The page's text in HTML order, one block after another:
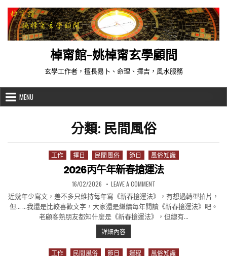
棹甯館-姚棹甯玄學顧問
玄學工作者，擅長易卜、命理、擇吉，風水服務
MENU
分類: 民間風俗
Posted in
工作 擇日 民間風俗 節日 風俗知識
2026丙午年新春搶運法
PUBLISHED DATE:
16/02/2026 LEAVE A COMMENTON 2026丙午年新春搶運法
近幾年少寫文，差不多只維持每年寫《新春搶運法》，有想過轉型拍片，
但… …我還是比較喜歡文字，大家還是繼續每年閱讀《新春搶運法》吧。
老顧客熟朋友都知什麼是《新春搶運法》，但總有…
詳細內容2026丙午年新春搶運法
Posted in
工作 民間風俗 節日 運程 風俗知識